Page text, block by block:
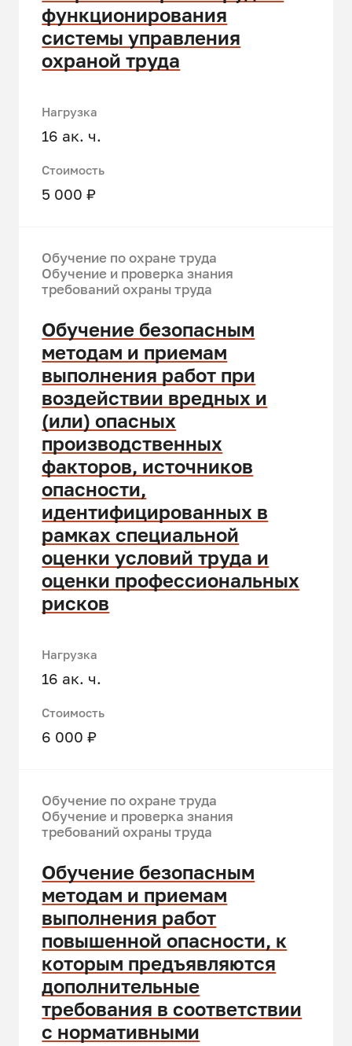
функционирования
системы управления
охраной труда
Нагрузка
16 ак. ч.
Стоимость
5 000 ₽
Обучение по охране труда
Обучение и проверка знания
требований охраны труда
Обучение безопасным
методам и приемам
выполнения работ при
воздействии вредных и
(или) опасных
производственных
факторов, источников
опасности,
идентифицированных в
рамках специальной
оценки условий труда и
оценки профессиональных
рисков
Нагрузка
16 ак. ч.
Стоимость
6 000 ₽
Обучение по охране труда
Обучение и проверка знания
требований охраны труда
Обучение безопасным
методам и приемам
выполнения работ
повышенной опасности, к
которым предъявляются
дополнительные
требования в соответствии
с нормативными